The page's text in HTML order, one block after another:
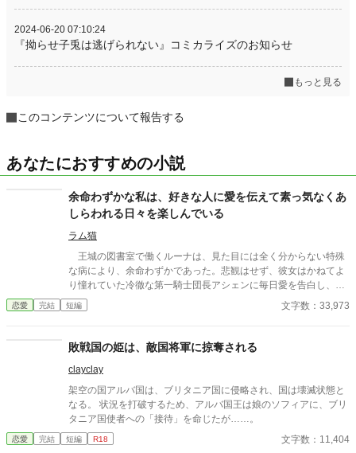
2024-06-20 07:10:24
『拗らせ子兎は逃げられない』コミカライズのお知らせ
もっと見る
このコンテンツについて報告する
あなたにおすすめの小説
余命わずかな私は、好きな人に愛を伝えて素っ気なくあ
しらわれる日々を楽しんでいる
ラム猫
王城の図書室で働くルーナは、見た目には全く分からない特殊
な病により、余命わずかであった。悲観はせず、彼女はかねてよ
り憧れていた冷徹な第一騎士団長アシェンに毎日愛を告白し、彼
の困惑した反応を見ることを最後の人生の楽しみとする。アシェ
ンは一貫してそっけない態度を取り続けるが、ルーナのひたむき
※『小説家になろう』様『カクヨム』様にも同じ作品を投稿して
加させていただきます。公開は同時に行うので、完結予定日は変
わりません。本編は十五話まで、その後は番外編になります。
恋愛 完結 短編 文字数：33,973
敗戦国の姫は、敵国将軍に掠奪される
clayclay
架空の国アルバ国は、ブリタニア国に侵略され、国は壊滅状態と
なる。 状況を打破するため、アルバ国王は娘のソフィアに、ブリ
タニア国使者への「接待」を命じたが……。
恋愛 完結 短編 R18 文字数：11,404